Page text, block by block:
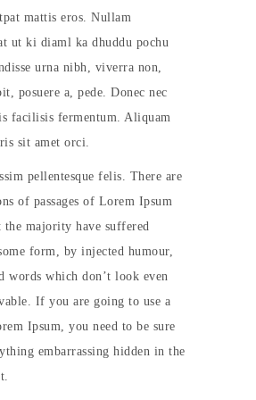
mattis eros. Nullam
ut ki diaml ka dhuddu pochu
urna nibh, viverra non,
posuere a, pede. Donec nec
facilisis fermentum. Aliquam
sit amet orci.
pellentesque felis. There are
of passages of Lorem Ipsum
the majority have suffered
form, by injected humour,
words which don’t look even
If you are going to use a
Ipsum, you need to be sure
embarrassing hidden in the